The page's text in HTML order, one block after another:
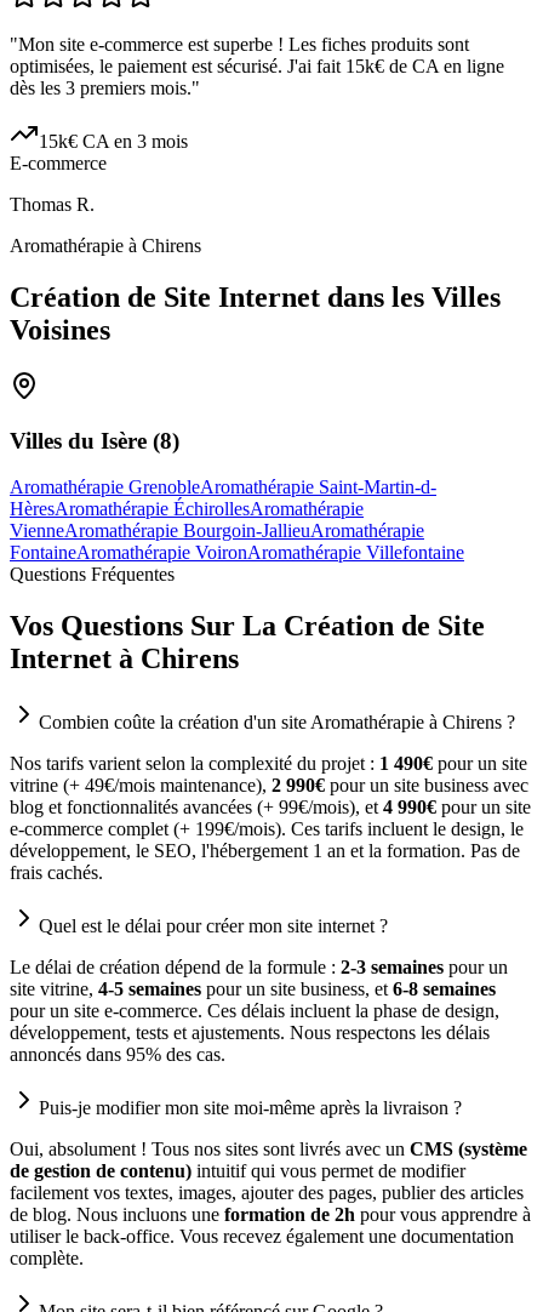
"Mon site e-commerce est superbe ! Les fiches produits sont
optimisées, le paiement est sécurisé. J'ai fait 15k€ de CA en ligne
dès les 3 premiers mois."
15k€ CA en 3 mois
E-commerce
Thomas R.
Aromathérapie à Chirens
Création de Site Internet dans les Villes
Voisines
Villes du Isère (8)
Aromathérapie GrenobleAromathérapie Saint-Martin-d-
HèresAromathérapie ÉchirollesAromathérapie
VienneAromathérapie Bourgoin-JallieuAromathérapie
FontaineAromathérapie VoironAromathérapie Villefontaine
Questions Fréquentes
Vos Questions Sur La Création de Site
Internet à Chirens
Combien coûte la création d'un site Aromathérapie à Chirens ?
Nos tarifs varient selon la complexité du projet : 1 490€ pour un site
vitrine (+ 49€/mois maintenance), 2 990€ pour un site business avec
blog et fonctionnalités avancées (+ 99€/mois), et 4 990€ pour un site
e-commerce complet (+ 199€/mois). Ces tarifs incluent le design, le
développement, le SEO, l'hébergement 1 an et la formation. Pas de
frais cachés.
Quel est le délai pour créer mon site internet ?
Le délai de création dépend de la formule : 2-3 semaines pour un
site vitrine, 4-5 semaines pour un site business, et 6-8 semaines
pour un site e-commerce. Ces délais incluent la phase de design,
développement, tests et ajustements. Nous respectons les délais
annoncés dans 95% des cas.
Puis-je modifier mon site moi-même après la livraison ?
Oui, absolument ! Tous nos sites sont livrés avec un CMS (système
de gestion de contenu) intuitif qui vous permet de modifier
facilement vos textes, images, ajouter des pages, publier des articles
de blog. Nous incluons une formation de 2h pour vous apprendre à
utiliser le back-office. Vous recevez également une documentation
complète.